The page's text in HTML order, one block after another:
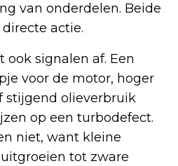
van onderdelen. Beide
actie.
ook signalen af. Een
voor de motor, hoger
stijgend olieverbruik
op een turbodefect.
niet, want kleine
tot zware